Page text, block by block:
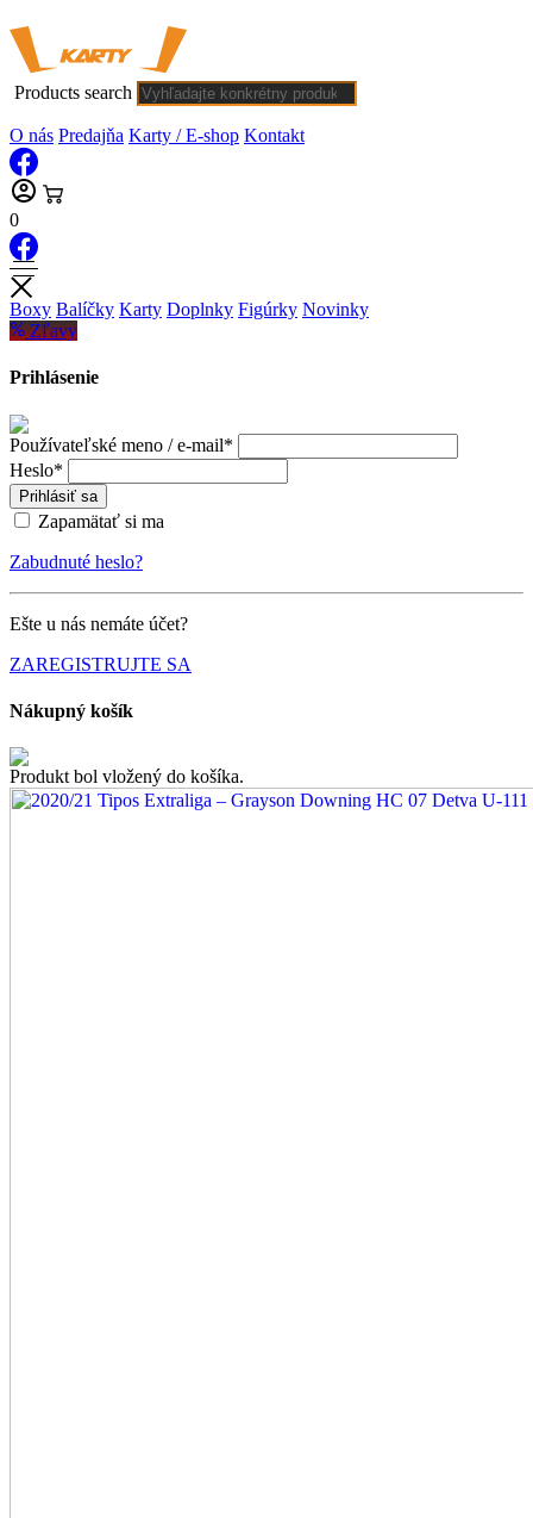
Products search
O nás Predajňa Karty / E-shop Kontakt
0
Boxy Balíčky Karty Doplnky Figúrky Novinky
Zľavy
Prihlásenie
Používateľské meno / e-mail*
Heslo*
Prihlásiť sa
Zapamätať si ma
Zabudnuté heslo?
Ešte u nás nemáte účet?
ZAREGISTRUJTE SA
Nákupný košík
Produkt bol vložený do košíka.